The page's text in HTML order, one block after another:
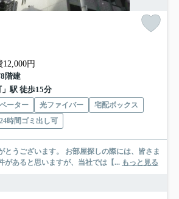
円
階建
駅 徒歩15分
ーター 光ファイバー
宅配ボックス
24時間ゴミ出し可
お部屋探しの際には、皆さま
があると思いますが、当社では【... もっと見る